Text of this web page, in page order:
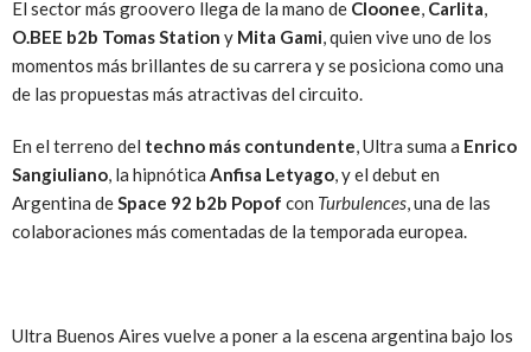
El sector más groovero llega de la mano de Cloonee, Carlita,
O.BEE b2b Tomas Station y Mita Gami, quien vive uno de los
momentos más brillantes de su carrera y se posiciona como una
de las propuestas más atractivas del circuito.
En el terreno del techno más contundente, Ultra suma a Enrico
Sangiuliano, la hipnótica Anfisa Letyago, y el debut en
Argentina deSpace 92 b2b Popof con Turbulences, una de las
colaboraciones más comentadas de la temporada europea.
Ultra Buenos Aires vuelve a poner a la escena argentina bajo los